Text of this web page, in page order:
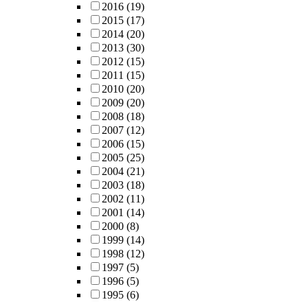
2016 (19)
2015 (17)
2014 (20)
2013 (30)
2012 (15)
2011 (15)
2010 (20)
2009 (20)
2008 (18)
2007 (12)
2006 (15)
2005 (25)
2004 (21)
2003 (18)
2002 (11)
2001 (14)
2000 (8)
1999 (14)
1998 (12)
1997 (5)
1996 (5)
1995 (6)